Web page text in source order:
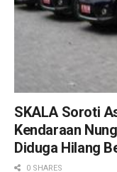
SKALA Soroti
Kendaraan
Diduga Hilang
0 SHARES